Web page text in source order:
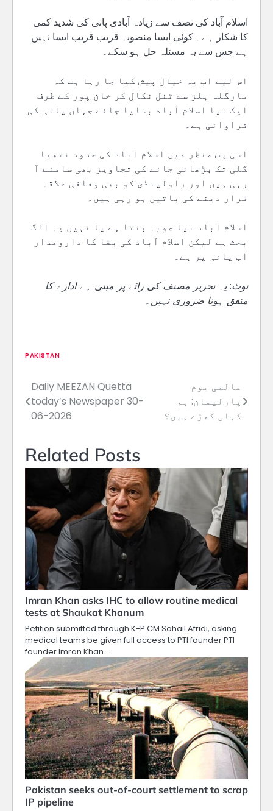
اسلام آباد کی نصف سے زیادہ آبادی پانی کی شدید کمی
کا شکار ہے۔ کوئی ایسا منصوبہ قریب قریب ایسا نہیں
ہے جس سے یہ مسئلہ حل ہو سکے۔
اس لیے اب یہ خیال پیش کیا جا رہا ہے کہ
مارگلہ ہلز سے ٹنل نکال کر خان پور کے طرف
ایک نیا اسلام آباد بسایا جائے جہاں پانی کی
فراوانی ہے۔
اسی پس منظر میں اسلام آباد کی حدود نتھیا
گلی تک بڑھائی جانے کی تجاویز بھی سامنے آ
رہی ہیں اور راولپنڈی کو بھی وفاقی علاقہ
قرار دینے کی باتیں ہو رہی ہیں۔
اسلام آباد نیا صوبہ بنتا ہے یا نہیں یہ الگ
بحث ہے لیکن اسلام آباد کی بقا کا دارومدار
اب پانی پر ہے۔
نوٹ: یہ تحریر مصنف کی رائے پر مبنی ہے ادارے کا
متفق ہونا ضروری نہیں۔
PAKISTAN
Post
navigation
Daily MEEZAN Quetta
today’s Newspaper 30-
06-2026
عالمی یوم
پارلیمان: ہم
کہاں کھڑے ہیں؟
Related Posts
Imran Khan asks IHC to allow routine medical
tests at Shaukat Khanum
Petition submitted through K-P CM Sohail Afridi, asking
medical teams be given full access to PTI founder PTI
founder Imran Khan.…
Pakistan seeks out-of-court settlement to scrap
IP pipeline